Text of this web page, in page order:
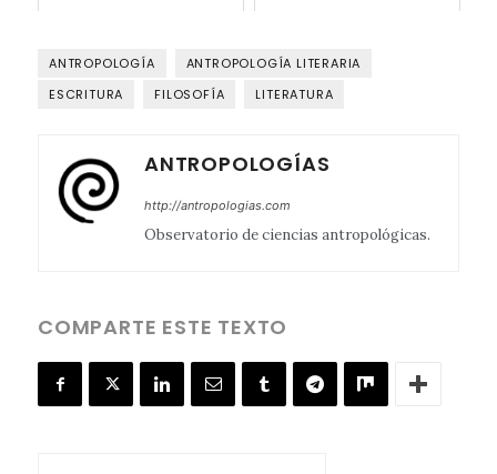
ANTROPOLOGÍA
ANTROPOLOGÍA LITERARIA
ESCRITURA
FILOSOFÍA LITERATURA
ANTROPOLOGÍAS
http://antropologias.com
Observatorio de ciencias antropológicas.
COMPARTE ESTE TEXTO